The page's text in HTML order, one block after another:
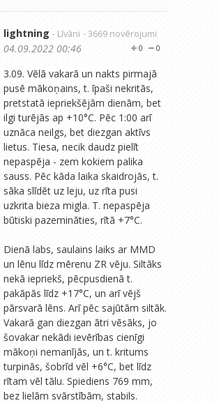
lightning - Līvāni - 3669 novērojumi
0
0
04.09.2022 00:46
3.09. Vēlā vakarā un nakts pirmajā
pusē mākoņains, t. īpaši nekritās,
pretstatā iepriekšējām dienām, bet
ilgi turējās ap +10°C. Pēc 1:00 arī
uznāca neilgs, bet diezgan aktīvs
lietus. Tiesa, necik daudz pielīt
nepaspēja - zem kokiem palika
sauss. Pēc kāda laika skaidrojās, t.
sāka slīdēt uz leju, uz rīta pusi
uzkrita bieza migla. T. nepaspēja
būtiski pazemināties, rītā +7°C.
Dienā labs, saulains laiks ar MMD
un lēnu līdz mērenu ZR vēju. Siltāks
nekā iepriekš, pēcpusdienā t.
pakāpās līdz +17°C, un arī vējš
pārsvarā lēns. Arī pēc sajūtām siltāk.
Vakarā gan diezgan ātri vēsāks, jo
šovakar nekādi ievērības cienīgi
mākoņi nemanījās, un t. kritums
turpinās, šobrīd vēl +6°C, bet līdz
rītam vēl tālu. Spiediens 769 mm,
bez lielām svārstībām, stabils.